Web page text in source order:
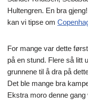
Hultengren. En bra
kan vi tipse om
For mange var dette
på en stund. Flere så litt
grunnene til å dra på
Det ble mange bra
Ekstra moro denne